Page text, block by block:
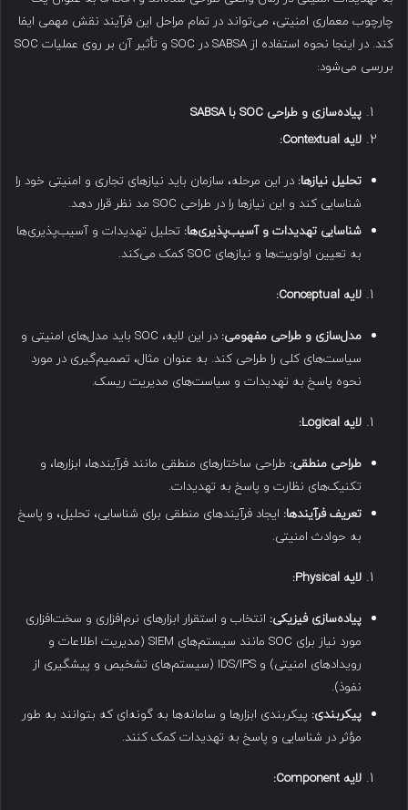
چارچوب معماری امنیتی، می‌تواند در تمام مراحل این فرآیند نقش مهمی ایفا
کند. در اینجا نحوه استفاده از SABSA در SOC و تأثیر آن بر روی عملیات SOC
بررسی می‌شود:
پیاده‌سازی و طراحی با SABSA
لایه
تحلیل نیازها: در این مرحله، سازمان باید نیازهای تجاری و امنیتی خود را
شناسایی کند و این نیازها را در طراحی SOC مد نظر قرار دهد.
شناسایی تهدیدات و آسیب‌پذیری‌ها: تحلیل تهدیدات و آسیب‌پذیری‌ها
به تعیین اولویت‌ها و نیازهای SOC کمک می‌کند.
لایه
مدل‌سازی و طراحی مفهومی:
در این لایه، SOC باید مدل‌های امنیتی و
سیاست‌های کلی را طراحی کند. به عنوان مثال، تصمیم‌گیری در مورد
نحوه پاسخ به تهدیدات و سیاست‌های مدیریت ریسک.
لایه
طراحی منطقی: طراحی ساختارهای منطقی مانند فرآیندها، ابزارها، و
تکنیک‌های نظارت و پاسخ به تهدیدات.
تعریف فرآیندها: ایجاد فرآیندهای منطقی برای شناسایی، تحلیل، و پاسخ
به حوادث امنیتی.
لایه
پیاده‌سازی فیزیکی: انتخاب و استقرار ابزارهای نرم‌افزاری و سخت‌افزاری
مورد نیاز برای SOC مانند سیستم‌های SIEM (مدیریت اطلاعات و
رویدادهای امنیتی) و IDS/IPS (سیستم‌های تشخیص و پیشگیری از
نفوذ).
پیکربندی: پیکربندی ابزارها و سامانه‌ها به گونه‌ای که بتوانند به طور
مؤثر در شناسایی و پاسخ به تهدیدات کمک کنند.
لایه